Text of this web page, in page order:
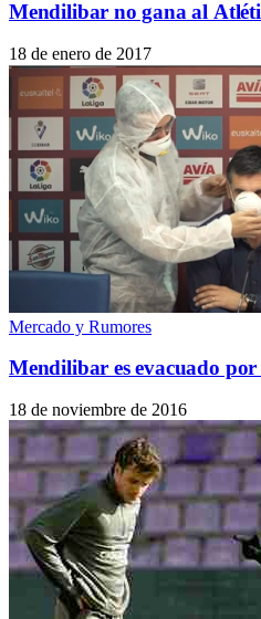
Mendilibar no gana al
18 de enero de 2017
Mercado y Rumores
Mendilibar es evacuado
18 de noviembre de 2016